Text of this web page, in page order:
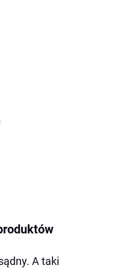
A taki